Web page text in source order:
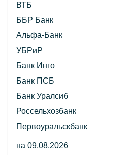
ВТБ
ББР Банк
Альфа-Банк
УБРиР
Банк Инго
Банк ПСБ
Банк Уралсиб
Россельхозбанк
Первоуральскбанк
на 09.08.2026